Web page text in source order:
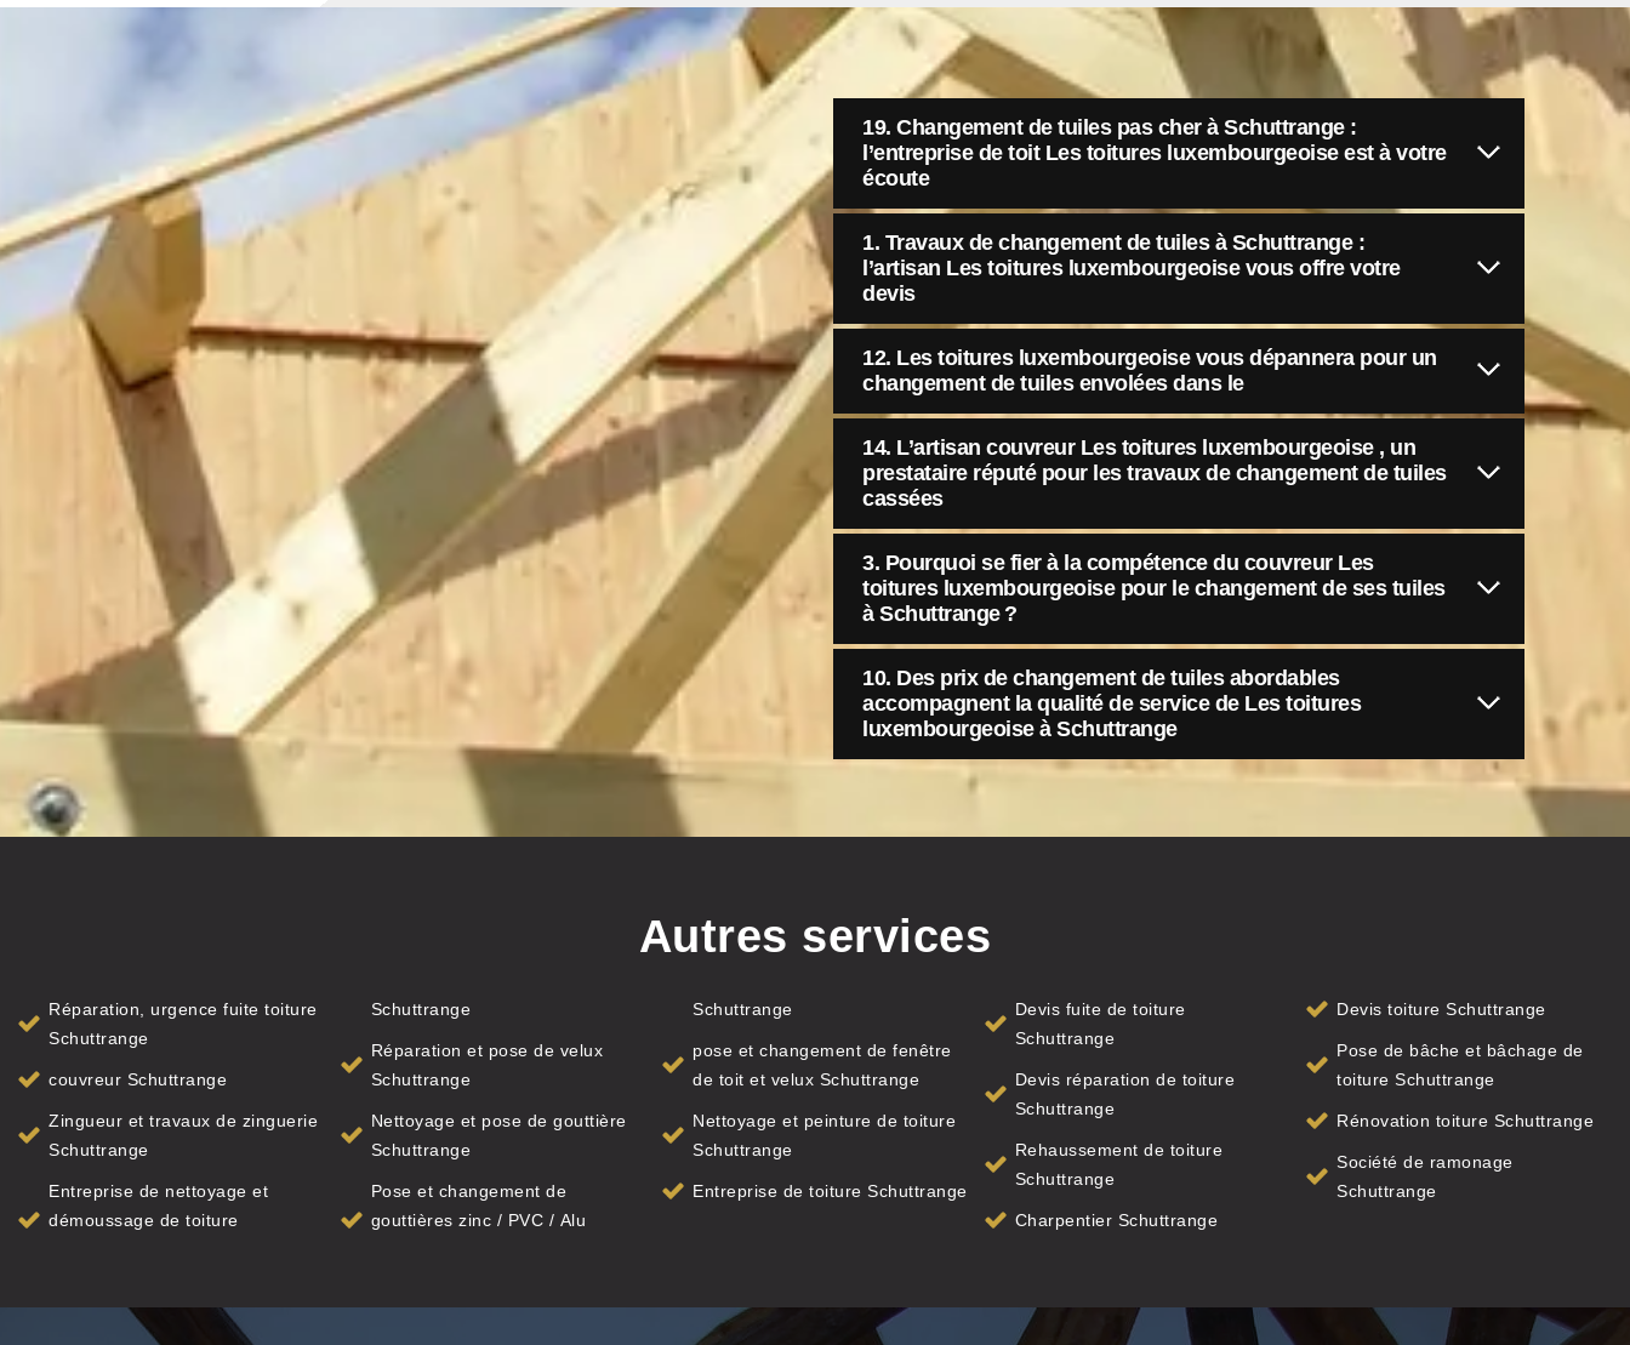
19. Changement de tuiles pas cher à Schuttrange :
l’entreprise de toit Les toitures luxembourgeoise est à votre
écoute
1. Travaux de changement de tuiles à Schuttrange :
l’artisan Les toitures luxembourgeoise vous offre votre
devis
12. Les toitures luxembourgeoise vous dépannera pour un
changement de tuiles envolées dans le
14. L’artisan couvreur Les toitures luxembourgeoise , un
prestataire réputé pour les travaux de changement de tuiles
cassées
3. Pourquoi se fier à la compétence du couvreur Les
toitures luxembourgeoise pour le changement de ses tuiles
à Schuttrange ?
10. Des prix de changement de tuiles abordables
accompagnent la qualité de service de Les toitures
luxembourgeoise à Schuttrange
Autres services
Réparation, urgence fuite toiture
Schuttrange
couvreur Schuttrange
Zingueur et travaux de zinguerie
Schuttrange
Entreprise de nettoyage et
démoussage de toiture
Schuttrange
Réparation et pose de velux
Schuttrange
Nettoyage et pose de gouttière
Schuttrange
Pose et changement de
gouttières zinc / PVC / Alu
Schuttrange
pose et changement de fenêtre
de toit et velux Schuttrange
Nettoyage et peinture de toiture
Schuttrange
Entreprise de toiture Schuttrange
Devis fuite de toiture
Schuttrange
Devis réparation de toiture
Schuttrange
Rehaussement de toiture
Schuttrange
Charpentier Schuttrange
Devis toiture Schuttrange
Pose de bâche et bâchage de
toiture Schuttrange
Rénovation toiture Schuttrange
Société de ramonage
Schuttrange